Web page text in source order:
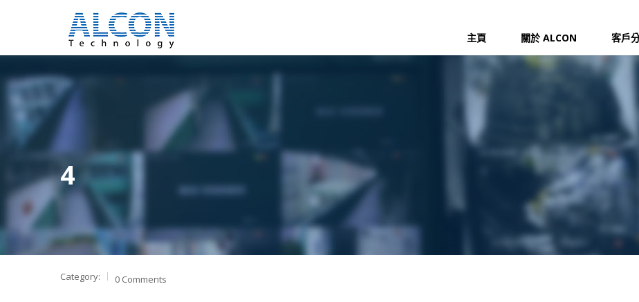
主頁
關於 ALCON 客戶
4
Category: 0 Comments